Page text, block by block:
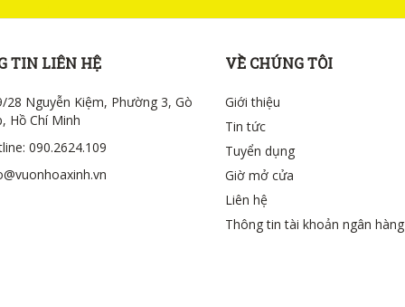
TIN LIÊN HỆ
28 Nguyễn Kiệm, Phường 3, Gò
Hồ Chí Minh
090.2624.109
VỀ CHÚNG TÔI
Giới thiệu
Tin tức
Tuyển dụng
Giờ mở cửa
Liên hệ
Thông tin tài khoản ngân hàng